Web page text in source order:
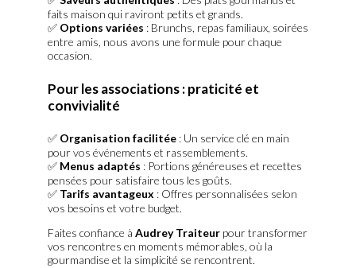
faits maison qui raviront petits et grands.
✅ Options variées : Brunchs, repas familiaux, soirées
entre amis, nous avons une formule pour chaque
occasion.
Pour les associations : praticité et
convivialité
✅ Organisation facilitée : Un service clé en main
pour vos événements et rassemblements.
✅ Menus adaptés : Portions généreuses et recettes
pensées pour satisfaire tous les goûts.
✅ Tarifs avantageux : Offres personnalisées selon
vos besoins et votre budget.
Faites confiance à Audrey Traiteur pour transformer
vos rencontres en moments mémorables, où la
gourmandise et la simplicité se rencontrent.